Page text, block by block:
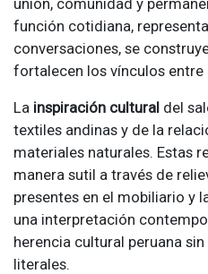
función cotidiana,
conversaciones, se
fortalecen los vínculos entre
La inspiración cultural del
textiles andinas y de la
materiales naturales. Estas
manera sutil a través de
presentes en el mobiliario y
una interpretación
herencia cultural peruana
literales.